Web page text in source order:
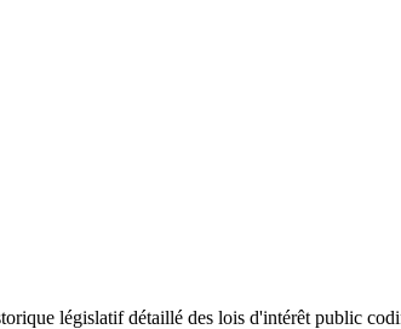
législatif détaillé des lois d'intérêt public